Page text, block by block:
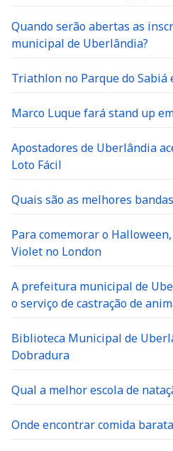
Quando serão abertas as
municipal de Uberlândia?
Triathlon no Parque do Sabiá
Marco Luque fará stand up
Apostadores de Uberlândia
Loto Fácil
Quais são as melhores
Para comemorar o
Violet no London
A prefeitura municipal de
o serviço de castração de
Biblioteca Municipal de
Dobradura
Qual a melhor escola de
Onde encontrar comida